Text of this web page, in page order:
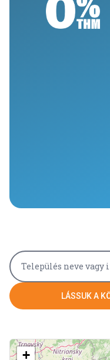
LÁSSUK A
+